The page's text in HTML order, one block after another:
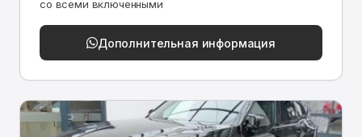
со всеми включенными
Дополнительная информация